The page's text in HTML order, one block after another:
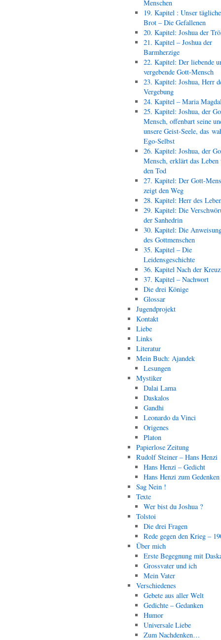
Menschen
19. Kapitel : Unser
Brot – Die Gefallenen
20. Kapitel: Joshua der
21. Kapitel – Joshua der
Barmherzige
22. Kapitel: Der liebende
vergebende Gott-Mensch
23. Kapitel: Joshua, Herr
Vergebung
24. Kapitel – Maria
25. Kapitel: Joshua, der
Mensch, offenbart seine
unsere Geist-Seele, das
Ego-Selbst
26. Kapitel: Joshua, der
Mensch, erklärt das Leben
den Tod
27. Kapitel: Der Gott-
zeigt den Weg
28. Kapitel: Herr des
29. Kapitel: Die
der Sanhedrin
30. Kapitel: Die
des Gottmenschen
35. Kapitel – Die
Leidensgeschichte
36. Kapitel Nach der
37. Kapitel – Nachwort
Die drei Könige
Glossar
Jugendprojekt
Kontakt
Liebe
Links
Literatur
Mein Buch: Ajandek
Lesungen
Mystiker
Dalai Lama
Daskalos
Gandhi
Leonardo da Vinci
Origenes
Platon
Papierlose Zeitung
Rudolf Steiner – Hans Henzi
Hans Henzi – Gedicht
Hans Henzi zum Gedenken
Sag Nein !
Texte
Wer bist du Joshua ?
Tolstoi
Die drei Fragen
Rede gegen den Krieg –
Über mich
Erste Begegnung mit
Grossvater und ich
Mein Vater
Verschiedenes
Gebete aus aller Welt
Gedichte – Gedanken
Humor
Universale Liebe
Zum Nachdenken…